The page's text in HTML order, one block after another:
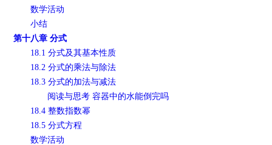
数学活动
小结
第十八章 分式
18.1 分式及其基本性质
18.2 分式的乘法与除法
18.3 分式的加法与减法
阅读与思考 容器中的水能倒完吗
18.4 整数指数幂
18.5 分式方程
数学活动